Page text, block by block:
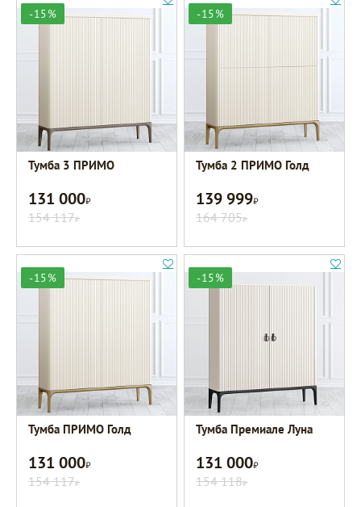
-15%
Тумба 3 ПРИМО
131 000Р
154 117Р
-15%
Тумба 2 ПРИМО Голд
139 999Р
164 705Р
-15%
Тумба ПРИМО Голд
131 000Р
154 117Р
-15%
Тумба Премиале Луна
131 000Р
154 118Р